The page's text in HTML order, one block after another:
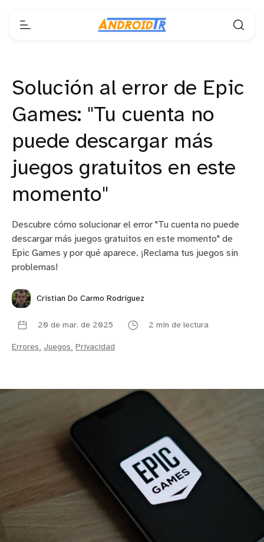
Solución al error de Epic
Games: "Tu cuenta no
puede descargar más
juegos gratuitos en este
momento"
Descubre cómo solucionar el error "Tu cuenta no puede
descargar más juegos gratuitos en este momento" de
Epic Games y por qué aparece. ¡Reclama tus juegos sin
problemas!
Cristian Do Carmo Rodríguez
20 de mar. de 2025 2 min de lectura
Errores, Juegos, Privacidad